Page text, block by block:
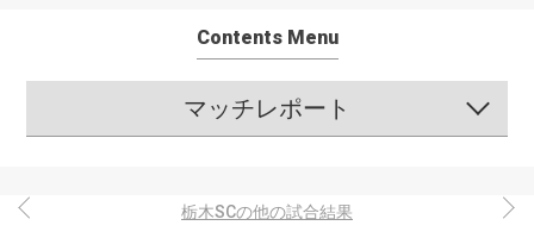
Contents Menu
マッチレポート
栃木SCの他の試合結果